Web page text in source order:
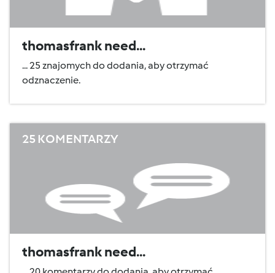
thomasfrank need...
... 25 znajomych do dodania, aby otrzymać
odznaczenie.
25 KOMENTARZY
thomasfrank need...